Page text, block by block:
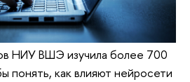
НИУ ВШЭ изучила более 700
понять, как влияют нейросети